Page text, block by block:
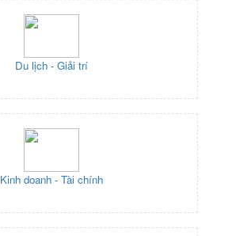
Du lịch - Giải trí
Kinh doanh - Tài chính